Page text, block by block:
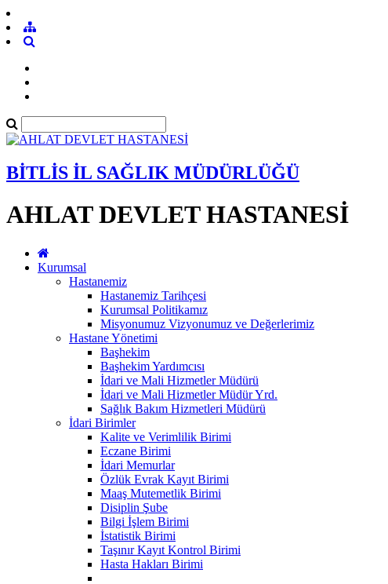
BİTLİS İL SAĞLIK MÜDÜRLÜĞÜ
AHLAT DEVLET HASTANESİ
Kurumsal
Hastanemiz
Hastanemiz Tarihçesi
Kurumsal Politikamız
Misyonumuz Vizyonumuz ve Değerlerimiz
Hastane Yönetimi
Başhekim
Başhekim Yardımcısı
İdari ve Mali Hizmetler Müdürü
İdari ve Mali Hizmetler Müdür Yrd.
Sağlık Bakım Hizmetleri Müdürü
İdari Birimler
Kalite ve Verimlilik Birimi
Eczane Birimi
İdari Memurlar
Özlük Evrak Kayıt Birimi
Maaş Mutemetlik Birimi
Disiplin Şube
Bilgi İşlem Birimi
İstatistik Birimi
Taşınır Kayıt Kontrol Birimi
Hasta Hakları Birimi